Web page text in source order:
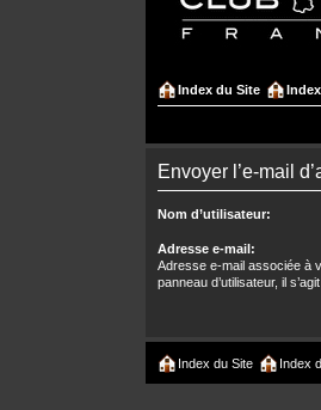
Index du Site
Envoyer l’e-mail
Nom d’utilisateur:
Adresse e-mail:
Adresse e-mail associée à
panneau d’utilisateur, il
Index du Site Index